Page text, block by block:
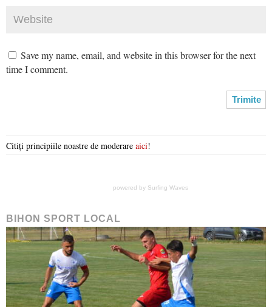
Save my name, email, and website in this browser for the next
time I comment.
Citiți principiile noastre de moderare aici!
powered by Surfing Waves
BIHON SPORT LOCAL